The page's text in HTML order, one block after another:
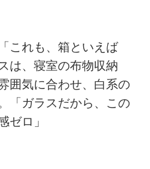
これも、箱といえば
は、寝室の布物収納
囲気に合わせ、白系の
「ガラスだから、この
ゼロ」